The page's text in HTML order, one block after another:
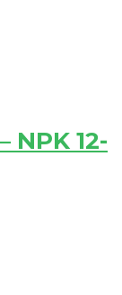
NPK 12-